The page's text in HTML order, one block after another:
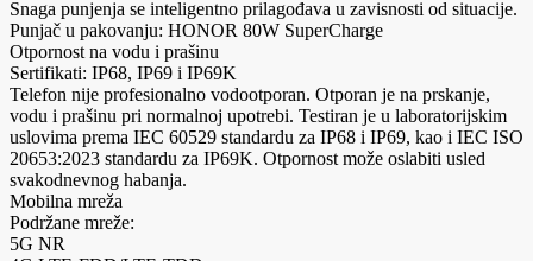
Snaga punjenja se inteligentno prilagođava u zavisnosti od situacije.
Punjač u pakovanju: HONOR 80W SuperCharge
Otpornost na vodu i prašinu
Sertifikati: IP68, IP69 i IP69K
Telefon nije profesionalno vodootporan. Otporan je na prskanje,
vodu i prašinu pri normalnoj upotrebi. Testiran je u laboratorijskim
uslovima prema IEC 60529 standardu za IP68 i IP69, kao i IEC ISO
20653:2023 standardu za IP69K. Otpornost može oslabiti usled
svakodnevnog habanja.
Mobilna mreža
Podržane mreže:
5G NR